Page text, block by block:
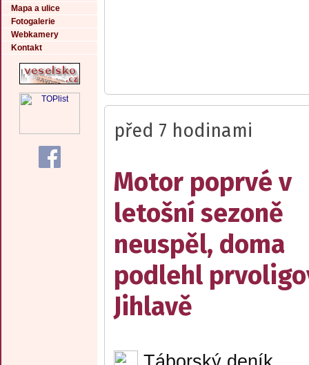
Mapa a ulice
Fotogalerie
Webkamery
Kontakt
před 7 hodinami
Motor poprvé v
letošní sezoně
neuspěl, doma
podlehl
Jihlavě